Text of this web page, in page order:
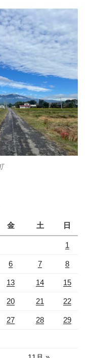
金 土 日
1
6 7 8
13 14 15
20 21 22
27 28 29